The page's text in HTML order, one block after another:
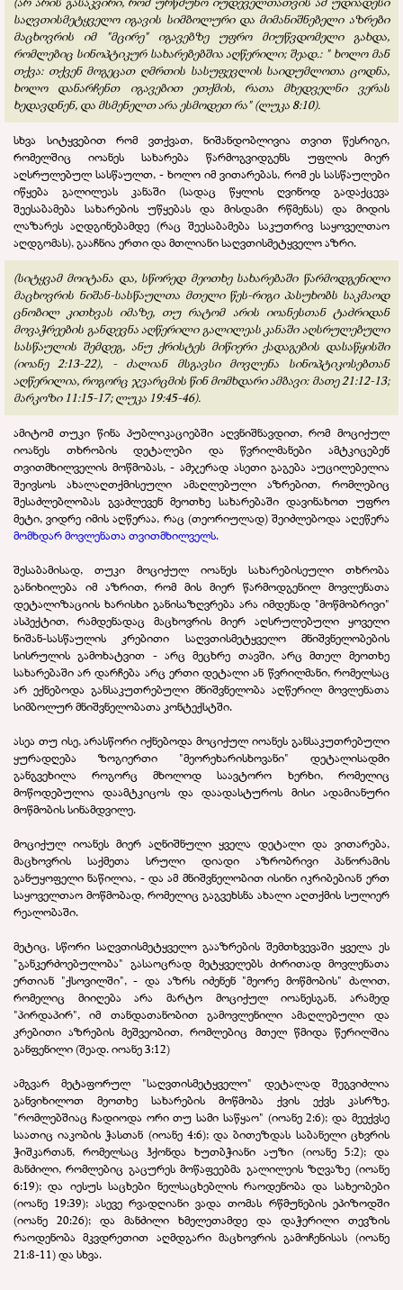
საღვთისმეტყველო იგავის სიმბოლური და მიმანიშნებელი აზრები
მაცხოვრის იმ "მცირე" იგავებზე უფრო მიუწვდომელი გახდა,
რომლებიც სინოპტიკურ სახარებებშია აღწერილი; შეად.: " ხოლო მან
თქვა: თქვენ მოგეცათ ღმრთის სასუფევლის საიდუმლოთა ცოდნა,
ხოლო დანარჩენთ იგავებით ეთქმის, რათა მხედველნი ვერას
ხედავდნენ, და მსმენელთ არა ესმოდეთ რა" (ლუკა 8:10).
სხვა სიტყვებით რომ ვთქვათ, ნიშანდობლივია თვით წესრიგი,
რომელშიც იოანეს სახარება წარმოგვიდგენს უფლის მიერ
აღსრულებულ სასწაულთ, - ხოლო იმ ვითარებას, რომ ეს სასწაულები
იწყება გალილეას კანაში (სადაც წყლის ღვინოდ გადაქცევა
შეესაბამება სახარების უწყებას და მისდამი რწმენას) და მიდის
ლაზარეს აღდგინებამდე (რაც შეესაბამება საკუთრივ საყოველთაო
აღდგომას), გააჩნია ერთი და მთლიანი საღვთისმეტყველო აზრი.
(სიტყვამ მოიტანა და, სწორედ მეოთხე სახარებაში წარმოდგენილი
მაცხოვრის ნიშან-სასწაულთა მთელი წეს-რიგი პასუხობს საკმაოდ
ცნობილ კითხვას იმაზე, თუ რატომ არის იოანესთან ტაძრიდან
მოვაჭრეების განდევნა აღწერილი გალილეას კანაში აღსრულებული
სასწაულის შემდეგ, ანუ ქრისტეს მიწიერი ქადაგების დასაწყისში
(იოანე 2:13-22), - ძალიან მსგავსი მოვლენა სინოპტიკოსებთან
აღწერილია, როგორც ჯვარცმის წინ მომხდარი ამბავი: მათე 21:12-13;
მარკოზი 11:15-17; ლუკა 19:45-46).
ამიტომ თუკი წინა პუბლიკაციებში აღვნიშნავდით, რომ მოციქულ
იოანეს თხრობის დეტალები და წვრილმანები ამტკიცებენ
თვითმხილველის მოწმობას, - ამჯერად ასეთი გაგება აუცილებელია
შეივსოს ახალაღთქმისეული ამაღლებული აზრებით, რომლებიც
შესაძლებლობას გვაძლევენ მეოთხე სახარებაში დავინახოთ უფრო
მეტი, ვიდრე იმის აღწერაა, რაც (თეორიულად) შეიძლებოდა აღეწერა
მომხდარ მოვლენათა თვითმხილველს.
შესაბამისად, თუკი მოციქულ იოანეს სახარებისეული თხრობა
განიხილება იმ აზრით, რომ მის მიერ წარმოდგენილ მოვლენათა
დეტალიზაციის ხარისხი განისაზღვრება არა იმდენად "მოწმობრივი"
ასპექტით, რამდენადაც მაცხოვრის მიერ აღსრულებული ყოველი
ნიშან-სასწაულის კრებითი საღვთისმეტყველო მნიშვნელობების
სისრულის გამოხატვით - არც მეცხრე თავში, არც მთელ მეოთხე
სახარებაში არ დარჩება არც ერთი დეტალი ან წვრილმანი, რომელსაც
არ ექნებოდა განსაკუთრებული მნიშვნელობა აღწერილ მოვლენათა
სიმბოლურ მნიშვნელობათა კონტექსტში.
ასეა თუ ისე, არასწორი იქნებოდა მოციქულ იოანეს განსაკუთრებული
ყურადღება ზოგიერთი "მეორეხარისხოვანი" დეტალისადმი
განგვეხილა როგორც მხოლოდ საავტორო ხერხი, რომელიც
მოწოდებულია დაამტკიცოს და დაადასტუროს მისი ადამიანური
მოწმობის სინამდვილე.
მოციქულ იოანეს მიერ აღნიშნული ყველა დეტალი და ვითარება,
მაცხოვრის საქმეთა სრული დიადი აზრობრივი პანორამის
განუყოფელი ნაწილია, - და ამ მნიშვნელობით ისინი იკრიბებიან ერთ
საყოველთაო მოწმობად, რომელიც გაგვეხსნა ახალი აღთქმის სულიერ
რეალობაში.
მეტიც, სწორი საღვთისმეტყველო გააზრების შემთხვევაში ყველა ეს
"განკერძოებულობა" გასაოცრად მეტყველებს ძირითად მოვლენათა
ერთიან "ქსოვილში", - და აზრს იძენენ "მეორე მოწმობის" ძალით,
რომელიც მიიღება არა მარტო მოციქულ იოანესგან, არამედ
"პირდაპირ", იმ თანდათანობით გამოვლენილი ამაღლებული და
კრებითი აზრების მეშვეობით, რომლებიც მთელ წმიდა წერილშია
განფენილი (შეად. იოანე 3:12)
ამგვარ მეტაფორულ "საღვთისმეტყველო" დეტალად შეგვიძლია
განვიხილოთ მეოთხე სახარების მოწმობა ქვის ექვს კასრზე,
"რომლებშიაც ჩადიოდა ორი თუ სამი საწყაო" (იოანე 2:6); და მეექვსე
საათიც იაკობის ჭასთან (იოანე 4:6); და ბითეზდას საბანელი ცხვრის
ჭიშკართან, რომელსაც ჰქონდა ხუთბჭიანი აუზი (იოანე 5:2); და
მანძილი, რომლებიც გაცურეს მოწაფეებმა გალილეის ზღვაზე (იოანე
6:19); და იესუს საცხები ნელსაცხებლის რაოდენობა და სახეობები
(იოანე 19:39); ასევე რვადღიანი ვადა თომას რწმუნების ეპიზოდში
(იოანე 20:26); და მანძილი ხმელეთამდე და დაჭერილი თევზის
რაოდენობა მკვდრეთით აღმდგარი მაცხოვრის გამოჩენისას (იოანე
21:8-11) და სხვა.